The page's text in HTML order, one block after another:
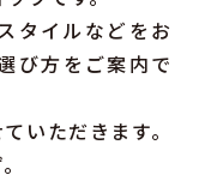
タイルなどをお
び方をご案内で
いただきます。